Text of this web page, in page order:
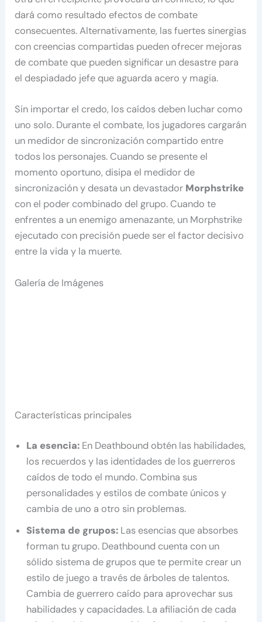
dará como resultado efectos de combate
consecuentes. Alternativamente, las fuertes sinergias
con creencias compartidas pueden ofrecer mejoras
de combate que pueden significar un desastre para
el despiadado jefe que aguarda acero y magia.
Sin importar el credo, los caídos deben luchar como
uno solo. Durante el combate, los jugadores cargarán
un medidor de sincronización compartido entre
todos los personajes. Cuando se presente el
momento oportuno, disipa el medidor de
sincronización y desata un devastador Morphstrike
con el poder combinado del grupo. Cuando te
enfrentes a un enemigo amenazante, un Morphstrike
ejecutado con precisión puede ser el factor decisivo
entre la vida y la muerte.
Galería de Imágenes
Características principales
La esencia: En Deathbound obtén las habilidades,
los recuerdos y las identidades de los guerreros
caídos de todo el mundo. Combina sus
personalidades y estilos de combate únicos y
cambia de uno a otro sin problemas.
Sistema de grupos: Las esencias que absorbes
forman tu grupo. Deathbound cuenta con un
sólido sistema de grupos que te permite crear un
estilo de juego a través de árboles de talentos.
Cambia de guerrero caído para aprovechar sus
habilidades y capacidades. La afiliación de cada